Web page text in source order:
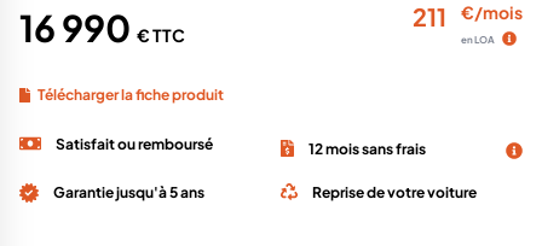
16 990 € TTC
211 €/mois
en LOA
Télécharger la fiche produit
Satisfait ou remboursé 12 mois sans frais
Garantie jusqu'à 5 ans Reprise de votre voiture